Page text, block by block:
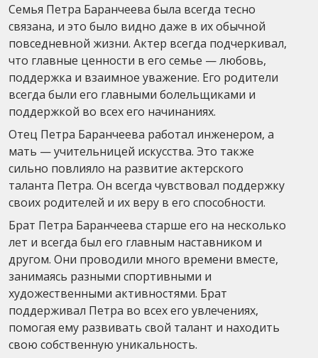
Семья Петра Баранчеева была всегда тесно
связана, и это было видно даже в их обычной
повседневной жизни. Актер всегда подчеркивал,
что главные ценности в его семье — любовь,
поддержка и взаимное уважение. Его родители
всегда были его главными болельщиками и
поддержкой во всех его начинаниях.
Отец Петра Баранчеева работал инженером, а
мать — учительницей искусства. Это также
сильно повлияло на развитие актерского
таланта Петра. Он всегда чувствовал поддержку
своих родителей и их веру в его способности.
Брат Петра Баранчеева старше его на несколько
лет и всегда был его главным наставником и
другом. Они проводили много времени вместе,
занимаясь разными спортивными и
художественными активностями. Брат
поддерживал Петра во всех его увлечениях,
помогая ему развивать свой талант и находить
свою собственную уникальность.